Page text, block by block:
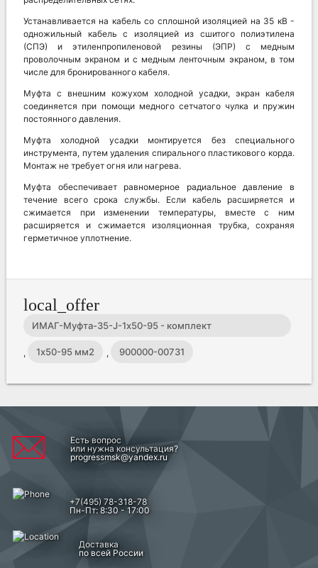
Устанавливается на кабель со сплошной изоляцией на 35 кВ -
одножильный кабель с изоляцией из сшитого полиэтилена
(СПЭ) и этиленпропиленовой резины (ЭПР) с медным
проволочным экраном и с медным ленточным экраном, в том
числе для бронированного кабеля.
Муфта с внешним кожухом холодной усадки, экран кабеля
соединяется при помощи медного сетчатого чулка и пружин
постоянного давления.
Муфта холодной усадки монтируется без специального
инструмента, путем удаления спирального пластикового корда.
Монтаж не требует огня или нагрева.
Муфта обеспечивает равномерное радиальное давление в
течение всего срока службы. Если кабель расширяется и
сжимается при изменении температуры, вместе с ним
расширяется и сжимается изоляционная трубка, сохраняя
герметичное уплотнение.
local_offer
ИМАГ-Муфта-35-J-1х50-95 - комплект
соединительной муфты холодной усадки для 1-
, 1х50-95 мм2 , 900000-00731
Есть вопрос
или нужна консультация?
progressmsk@yandex.ru
+7(495) 78-318-78
Пн-Пт: 8:30 - 17:00
Доставка
по всей России